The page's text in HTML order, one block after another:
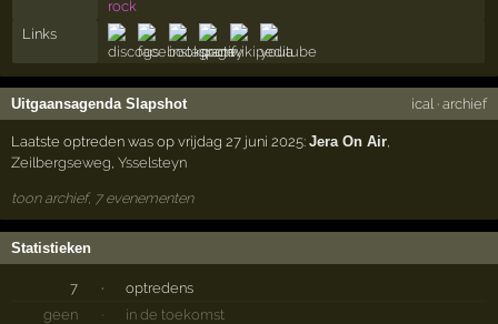
rock
Links
Uitgaansagenda Slapshot ical · archief
Laatste optreden was op vrijdag 27 juni 2025:Jera On Air,
Zeilbergseweg,Ysselsteyn
toon archief, 7 evenementen
Statistieken
7 ·
optredens
geen
·
in de toekomst